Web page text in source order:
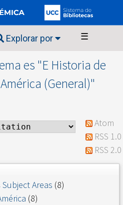
Explorar por ☰
es "E Historia de
(General)"
Atom
RSS 1.0
RSS 2.0
Areas (8)
(8)